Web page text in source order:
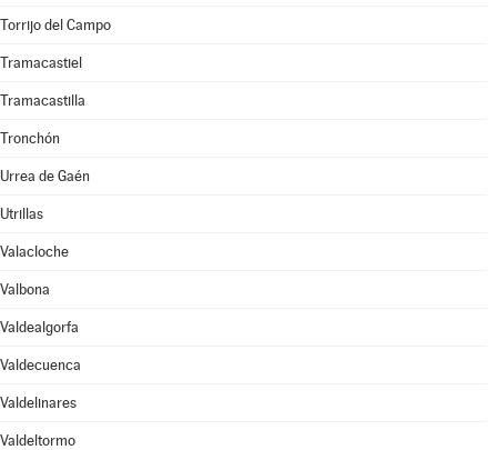
Torrijo del Campo
Tramacastiel
Tramacastilla
Tronchón
Urrea de Gaén
Utrillas
Valacloche
Valbona
Valdealgorfa
Valdecuenca
Valdelinares
Valdeltormo